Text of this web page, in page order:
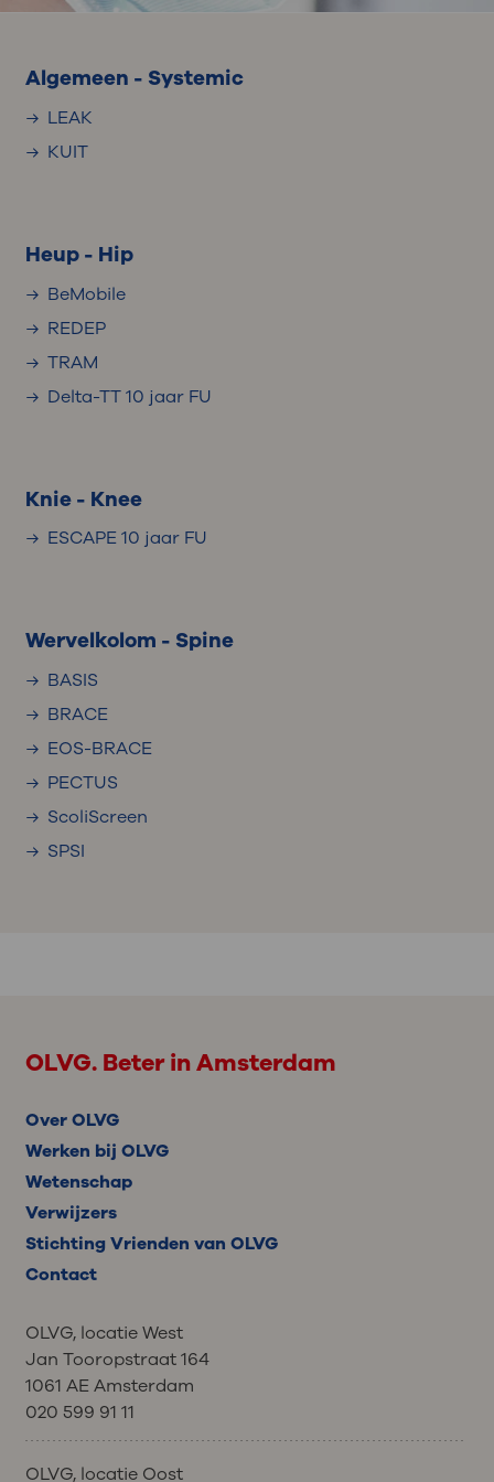
Algemeen - Systemic
LEAK
KUIT
Heup - Hip
BeMobile
REDEP
TRAM
Delta-TT 10 jaar FU
Knie - Knee
ESCAPE 10 jaar FU
Wervelkolom - Spine
BASIS
BRACE
EOS-BRACE
PECTUS
ScoliScreen
SPSI
OLVG. Beter in Amsterdam
Over OLVG
Werken bij OLVG
Wetenschap
Verwijzers
Stichting Vrienden van OLVG
Contact
OLVG, locatie West
Jan Tooropstraat 164
1061 AE Amsterdam
020 599 91 11
OLVG, locatie Oost